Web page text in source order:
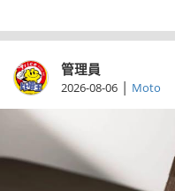
管理員
2026-08-06 | Moto